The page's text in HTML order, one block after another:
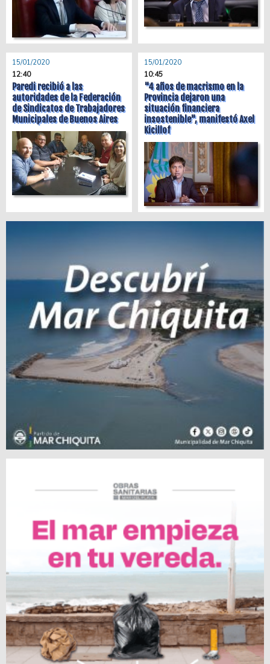
15/01/2020
12:40
Paredi recibió a las
autoridades de la Federación
de Sindicatos de Trabajadores
Municipales de Buenos Aires
15/01/2020
10:45
"4 años de macrismo en la
Provincia dejaron una
situación financiera
insostenible", manifestó Axel
Kicillof